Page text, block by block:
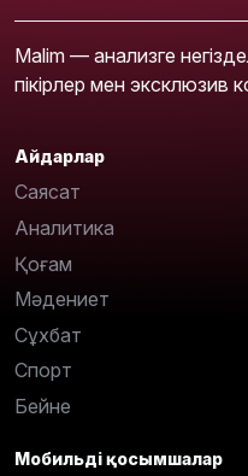
Malim — анализге
пікірлер мен эксклюзив
Айдарлар
Саясат
Аналитика
Қоғам
Мәдениет
Сұхбат
Спорт
Бейне
Мобильді қосымшалар